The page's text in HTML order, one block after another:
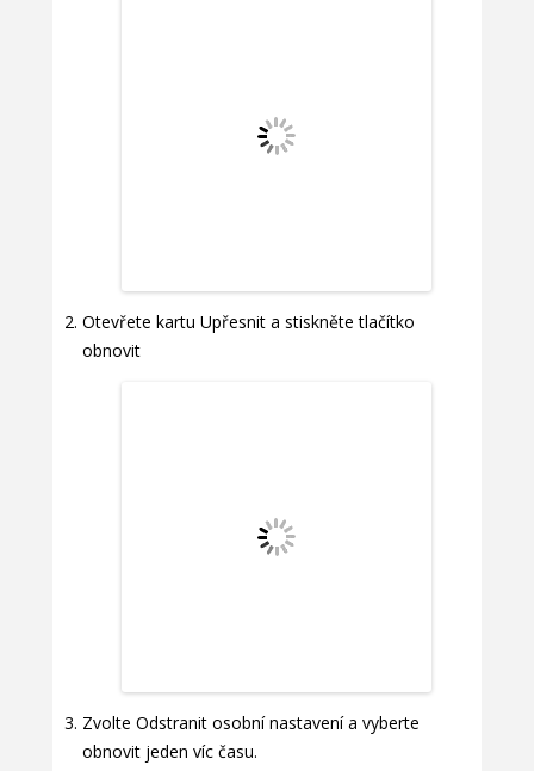
Otevřete kartu Upřesnit a stiskněte tlačítko
obnovit
Zvolte Odstranit osobní nastavení a vyberte
obnovit jeden víc času.